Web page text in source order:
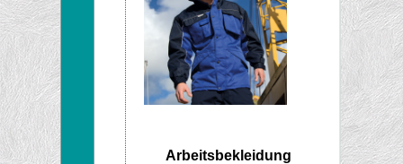
Arbeitsbekleidung